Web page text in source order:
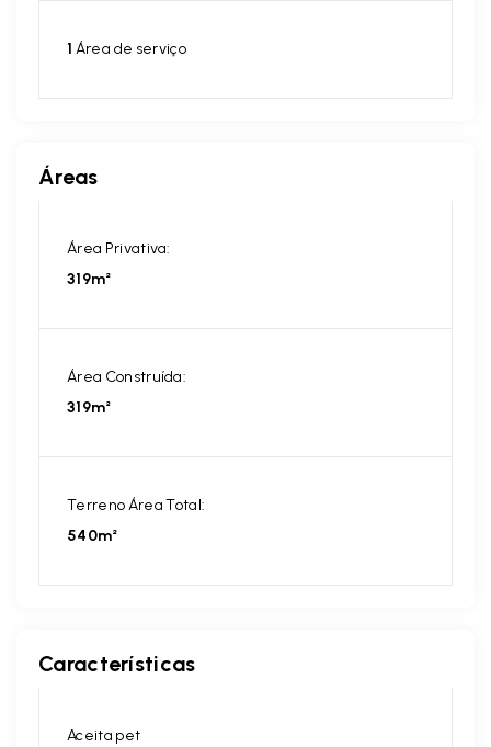
1 Área de serviço
Áreas
Área Privativa:
319m²
Área Construída:
319m²
Terreno Área Total:
540m²
Características
Aceita pet